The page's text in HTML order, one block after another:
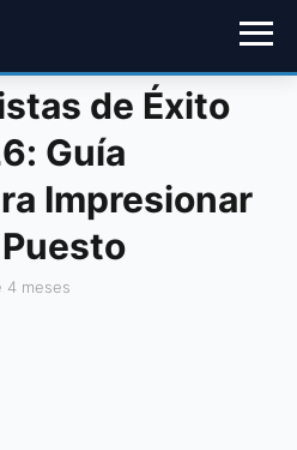
de Éxito
Guía
Impresionar
4 meses